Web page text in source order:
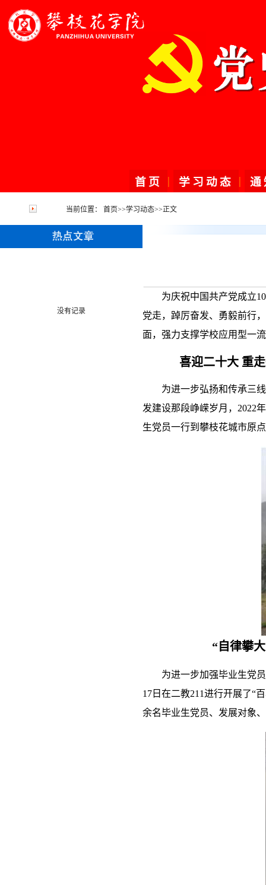
首页 | 学习动态 |
当前位置： 首页>>学习动态>>正文
没有记录
为庆祝中国共产党成立
党走，踔厉奋发、勇毅前行
面，强力支撑学校应用型一
喜迎二十大 重
为进一步弘扬和传承三
发建设那段峥嵘岁月， 2022年
生党员一行到攀枝花城市原
“自律攀
为进一步加强毕业生党
17 日在二教211进行开展了“
余名毕业生党员、发展对象